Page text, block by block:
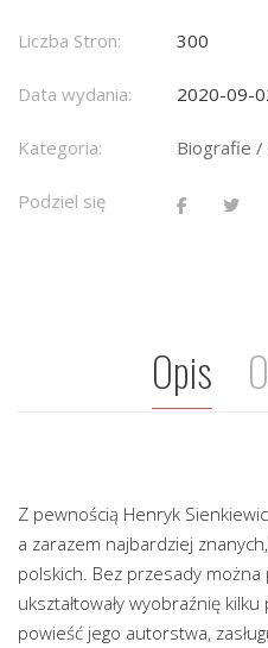
Liczba Stron: 300
Data wydania: 2020-09-
Kategoria: Biografie /
Podziel się
Opis
Z pewnością Henryk
a zarazem najbardziej
polskich. Bez przesady można
ukształtowały wyobraźnię
powieść jego autorstwa,